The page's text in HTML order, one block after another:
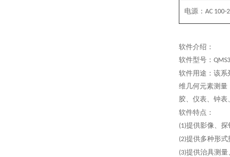
电源： AC 100-
软件介绍：
软件型号：
软件用途：该系
维几何元素测量
胶、仪表、钟表
软件特点：
(1)提供影像、探
(2)提供多种形式
(3)提供治具测量